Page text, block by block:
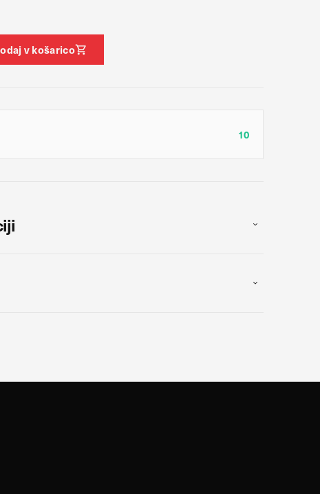
v košarico
10
našega spletnega
pomikajo po
ne bomo vedeli,